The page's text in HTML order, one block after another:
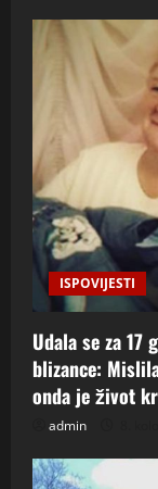
ISPOVIJESTI
Udala se za
blizance:
onda je život
admin